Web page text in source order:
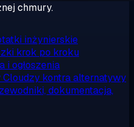
chmury.
inżynierskie
krok po kroku
i ogłoszenia
Cloudzy kontra alternatywy
dokumentacja,